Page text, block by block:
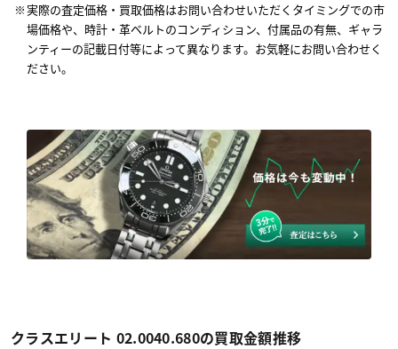
実際の査定価格・買取価格はお問い合わせいただくタイミングでの市
場価格や、時計・革ベルトのコンディション、付属品の有無、ギャラ
ンティーの記載日付等によって異なります。お気軽にお問い合わせく
ださい。
クラスエリート 02.0040.680の買取金額推移